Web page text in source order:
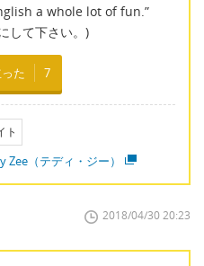
a whole lot of fun.”
して下さい。)
た 7
ト
（テディ・ジー）
2018/04/30 20:23